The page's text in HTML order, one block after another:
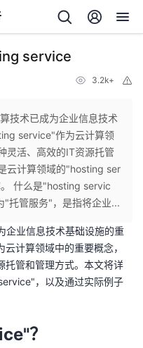
service
3.2k+
技术已成为企业信息技术
service"作为云计算领
灵活、高效的IT资源托管
云计算领域的"hosting ser
什么是"hosting servic
"托管服务"，是指将企业...
企业信息技术基础设施的重
计算领域中的重要概念，
托管和管理方式。本文将详
，以及通过实际例子
？